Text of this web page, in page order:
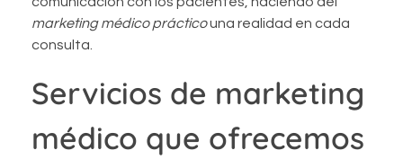
marketing médico prácticouna realidad en cada
consulta.
Servicios de marketing
médico que ofrecemos